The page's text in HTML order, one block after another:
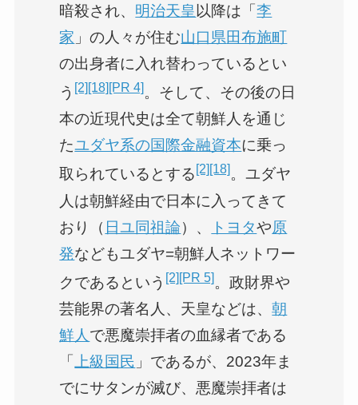
暗殺され、 明治天皇 以降は「李
家 」の人々が住む山口県田布施町
の出身者に入れ替わっているとい
う [2] [18] [PR 4] 。そして、その後の日
本の近現代史は全て朝鮮人を通じ
たユダヤ系の国際金融資本に乗っ
取られているとする [2] [18] 。ユダヤ
人は朝鮮経由で日本に入ってきて
おり（ 日ユ同祖論）、 トヨタや原
発などもユダヤ=朝鮮人ネットワー
クであるという [2] [PR 5] 。政財界や
芸能界の著名人、天皇などは、朝
鮮人 で悪魔崇拝者の血縁者である
「
上級国民 」であるが、2023年ま
でにサタンが滅び、悪魔崇拝者は